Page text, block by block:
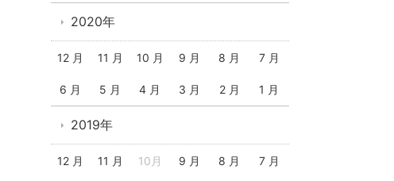
2020年
12 月 11 月 10 月 9 月 8 月 7 月
6 月 5 月 4 月 3 月 2 月 1 月
2019年
12 月 11 月 10月 9 月 8 月 7 月